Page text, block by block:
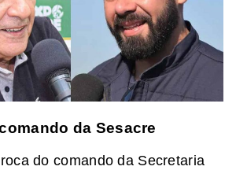
da Sesacre
do comando da Secretaria